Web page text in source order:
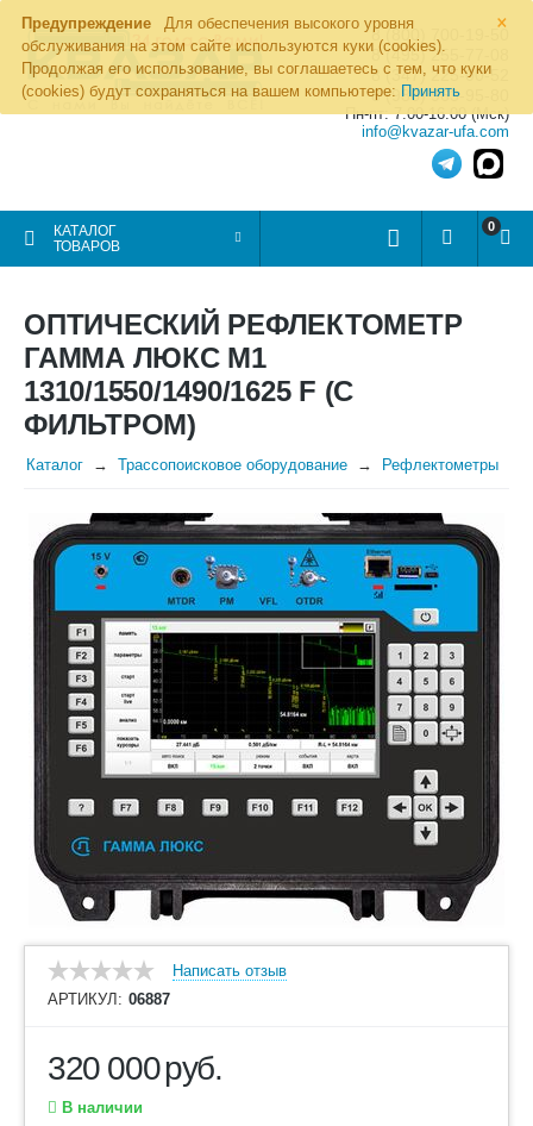
×
Предупреждение
Для обеспечения высокого уровня
обслуживания на этом сайте используются куки (cookies).
Продолжая его использование, вы соглашаетесь с тем, что куки
(cookies) будут сохраняться на вашем компьютере: Принять
8 (800) 700-19-50
8 (495) 255-77-08
8 (347) 225-00-52
8 (986) 963-95-80
Пн-пт: 7.00-16.00 (Мск)
info@kvazar-ufa.com
КАТАЛОГ
ТОВАРОВ
0
ОПТИЧЕСКИЙ РЕФЛЕКТОМЕТР
ГАММА ЛЮКС M1
1310/1550/1490/1625 F (С
ФИЛЬТРОМ)
Каталог Трассопоисковое оборудование Рефлектометры
Написать отзыв
АРТИКУЛ: 06887
320 000руб.
В наличии